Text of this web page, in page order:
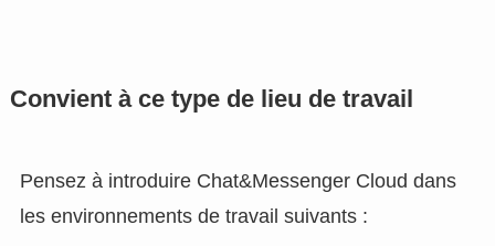
Convient à ce type de lieu de travail
Pensez à introduire Chat&Messenger Cloud dans
les environnements de travail suivants :